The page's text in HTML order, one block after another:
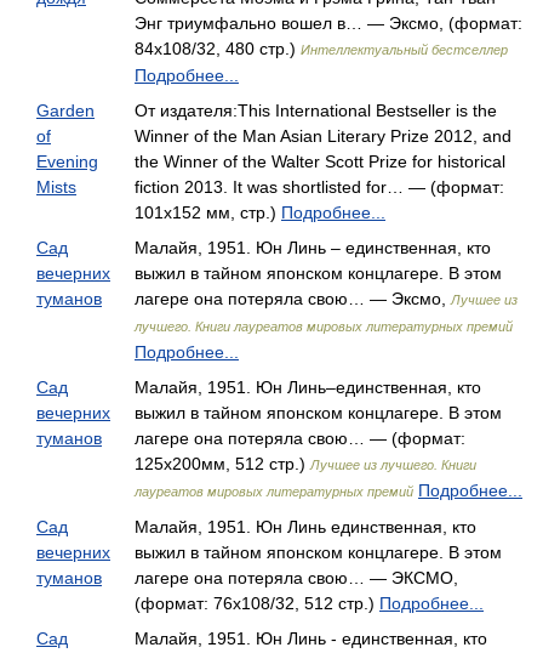
Энг триумфально вошел в… — Эксмо, (формат:
84x108/32, 480 стр.) Интеллектуальный бестселлер
Подробнее...
Garden
of
Evening
Mists
От издателя:This International Bestseller is the
Winner of the Man Asian Literary Prize 2012, and
the Winner of the Walter Scott Prize for historical
fiction 2013. It was shortlisted for… — (формат:
101х152 мм, стр.) Подробнее...
Сад
вечерних
туманов
Малайя, 1951. Юн Линь – единственная, кто
выжил в тайном японском концлагере. В этом
лагере она потеряла свою… — Эксмо,
Лучшее из
лучшего. Книги лауреатов мировых литературных премий
Подробнее...
Сад
вечерних
туманов
Малайя, 1951. Юн Линь–единственная, кто
выжил в тайном японском концлагере. В этом
лагере она потеряла свою… — (формат:
125x200мм, 512 стр.) Лучшее из лучшего. Книги
лауреатов мировых литературных премий Подробнее...
Сад
вечерних
туманов
Малайя, 1951. Юн Линь единственная, кто
выжил в тайном японском концлагере. В этом
лагере она потеряла свою… — ЭКСМО,
(формат: 76x108/32, 512 стр.) Подробнее...
Сад
Малайя, 1951. Юн Линь - единственная, кто